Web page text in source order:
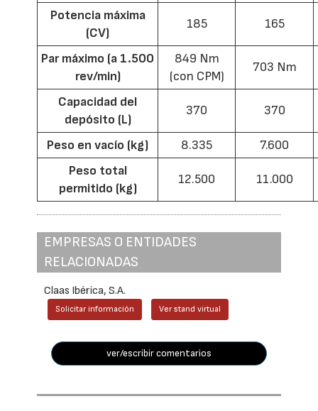
Potencia máxima
(CV)
185 165
Par máximo (a 1.500
rev/min)
849 Nm
(con CPM)
703 Nm
Capacidad del
depósito (L)
370 370
Peso en vacío (kg) 8.335
7.600
Peso total
permitido (kg)
12.500 11.000
EMPRESAS O ENTIDADES
RELACIONADAS
Claas Ibérica, S.A.
Solicitar información Ver stand virtual
ver/escribir comentarios